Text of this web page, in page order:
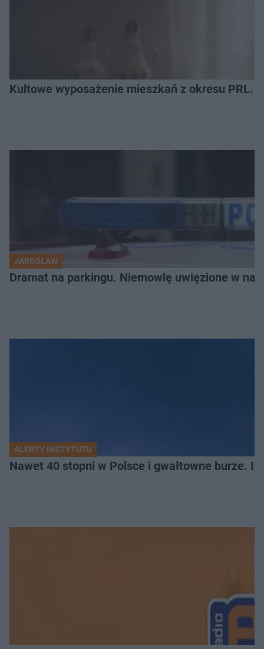
Kultowe wyposażenie mieszkań z okresu PRL.
JAROSŁAW
Dramat na parkingu. Niemowlę uwięzione w
ALERTY INSTYTUTU
Nawet 40 stopni w Polsce i gwałtowne burze.